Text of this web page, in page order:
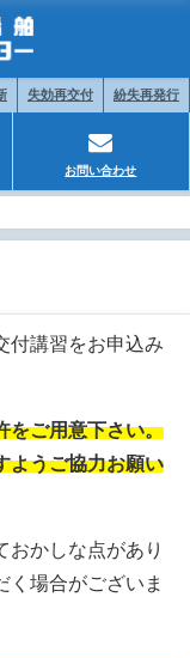
失効再交付 紛失再発行
お問い合わせ
付講習をお申込み
をご用意下さい。
ようご協力お願い
おかしな点があり
く場合がございま